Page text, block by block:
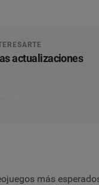
actualizaciones
más